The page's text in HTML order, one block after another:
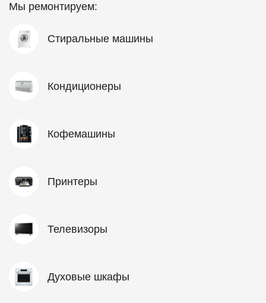
Мы ремонтируем:
Стиральные машины
Кондиционеры
Кофемашины
Принтеры
Телевизоры
Духовые шкафы